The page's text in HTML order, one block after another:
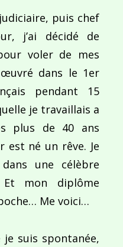
puis chef
j’ai décidé de
voler de mes
œuvré dans le 1er
pendant 15
je travaillais a
plus de 40 ans
est né un rêve. Je
une célèbre
Et mon diplôme
Me voici…
suis spontanée,